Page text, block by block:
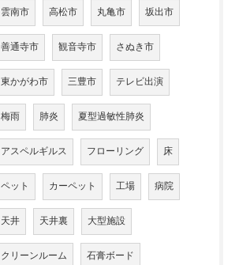
雲南市 高松市 丸亀市 坂出市
善通寺市 観音寺市 さぬき市
東かがわ市 三豊市 テレビ出演
梅雨 肺炎 夏型過敏性肺炎
アスペルギルス フローリング 床
ペット カーペット 工場 病院
天井 天井裏 大型施設
クリーンルーム 石膏ボード